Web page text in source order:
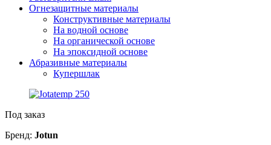
Огнезащитные материалы
Конструктивные материалы
На водной основе
На органической основе
На эпоксидной основе
Абразивные материалы
Купершлак
Под заказ
Бренд: Jotun